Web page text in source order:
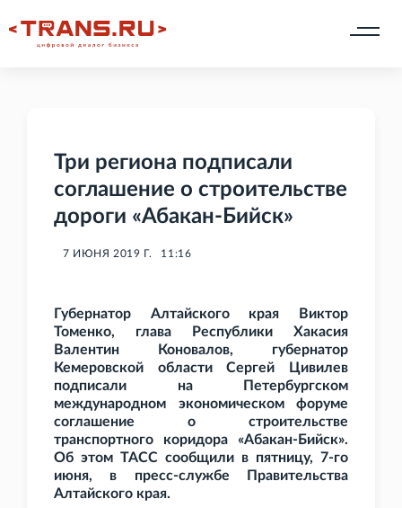
Три региона подписали
соглашение о строительстве
дороги «Абакан-Бийск»
7 ИЮНЯ 2019 Г. 11:16
Губернатор Алтайского края Виктор
Томенко, глава Республики Хакасия
Валентин Коновалов, губернатор
Кемеровской области Сергей Цивилев
подписали на Петербургском
международном экономическом форуме
соглашение о строительстве
транспортного коридора «Абакан-Бийск».
Об этом ТАСС сообщили в пятницу, 7-го
июня, в пресс-службе Правительства
Алтайского края.